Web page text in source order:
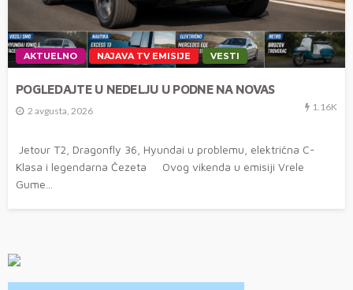
AKTUELNO NAJAVA TV EMISIJE VESTI
POGLEDAJTE U NEDELJU U PODNE NA NOVAS
2 avgusta, 2026 1.16K
Jetour T2, Dragonfly 36, Hyundai u problemu, električna C-
Klasa i legendarna Čezeta Ovog vikenda u emisiji Vrele
Gume...